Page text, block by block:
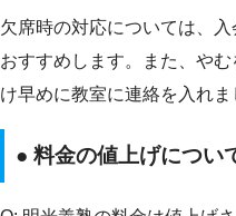
欠席時の対応については、
おすすめします。また、や
け早めに教室に連絡を入れま
● 料金の値上げについ